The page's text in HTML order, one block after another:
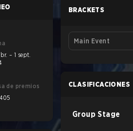
– 1 sept.
de premios
BRACKETS
Main Event
CLASIFICACIONES
Group Stage